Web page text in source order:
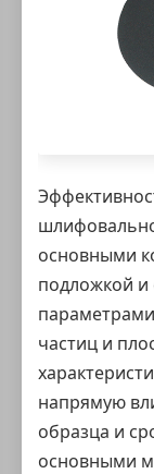
основными
подложкой
частиц и
напрямую
образца и
основными